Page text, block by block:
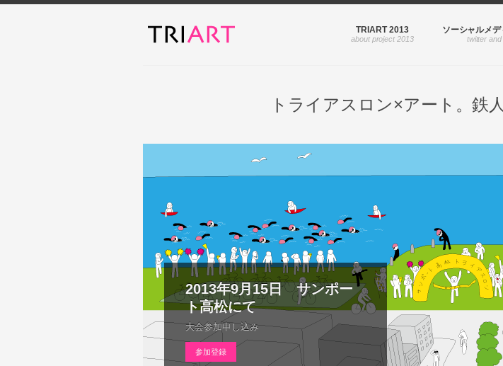
TRIART 2013 ソーシャルメ
トライアスロン×アート。鉄
2013年9月15日 サンポー
ト高松にて
大会参加申し込み
参加登録